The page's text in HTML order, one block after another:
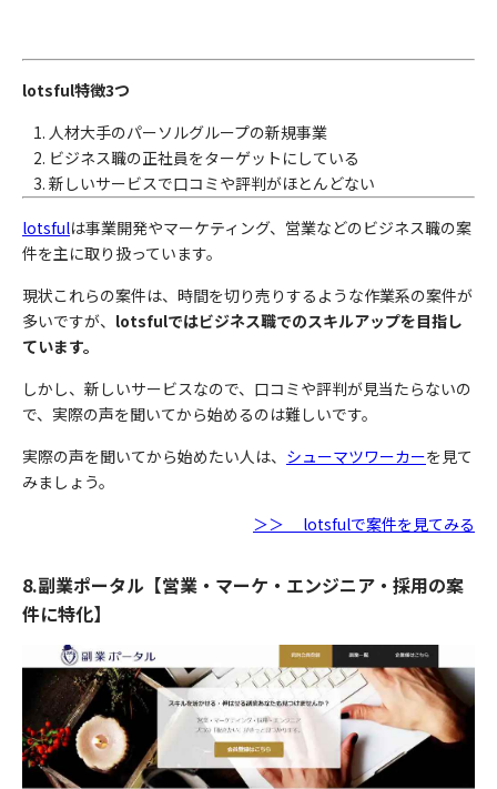
lotsful特徴3つ
人材大手のパーソルグループの新規事業
ビジネス職の正社員をターゲットにしている
新しいサービスで口コミや評判がほとんどない
lotsfulは事業開発やマーケティング、営業などのビジネス職の案
件を主に取り扱っています。
現状これらの案件は、時間を切り売りするような作業系の案件が
多いですが、 lotsfulではビジネス職でのスキルアップを目指し
ています。
しかし、新しいサービスなので、口コミや評判が見当たらないの
で、実際の声を聞いてから始めるのは難しいです。
実際の声を聞いてから始めたい人は、 シューマツワーカーを見て
みましょう。
＞＞ lotsfulで案件を見てみる
8.副業ポータル【営業・マーケ・エンジニア・採用の案
件に特化】